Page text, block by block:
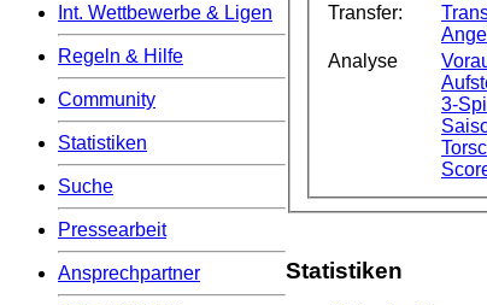
Int. Wettbewerbe & Ligen
Regeln & Hilfe
Community
Statistiken
Suche
Pressearbeit
Ansprechpartner
Transfer:
Analyse
3-
Statistiken